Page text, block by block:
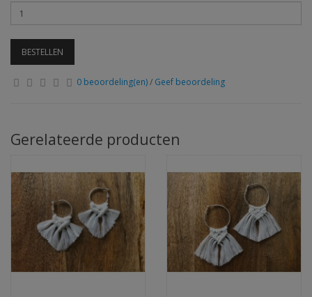
BESTELLEN
0 beoordeling(en)/ Geef beoordeling
Gerelateerde producten